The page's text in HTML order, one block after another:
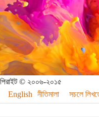
© ২০০৬-২০১৫
English নীতিমালা সচলে